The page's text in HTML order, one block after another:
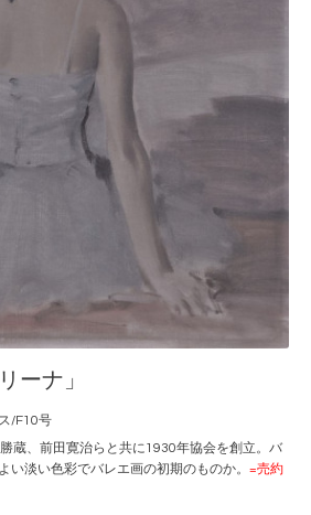
ーナ」
バス/F10号
蔵、前田寛治らと共に1930年協会を創立。バ
い淡い色彩でバレエ画の初期のものか。 =売約